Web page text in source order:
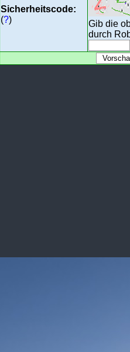
Sicherheitscode:
(?)
Gib die
durch